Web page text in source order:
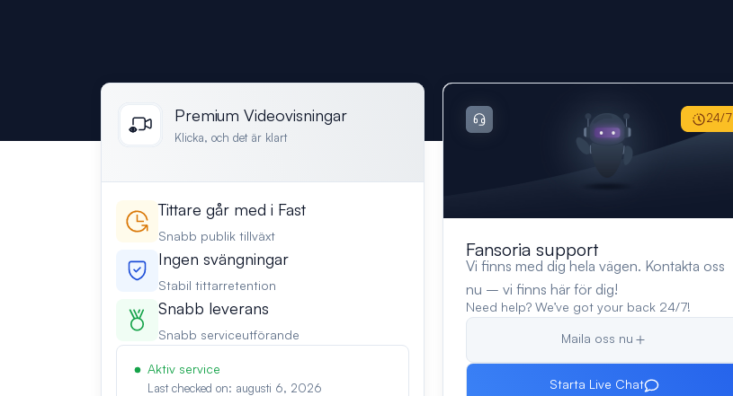
Premium Videovisningar
Klicka, och det är klart
Tittare går med i Fast
Snabb publik tillväxt
Ingen svängningar
Stabil tittarretention
Snabb leverans
Snabb serviceutförande
Aktiv service
Last checked on: augusti 6, 2026
Fansoria support
Vi finns med dig hela vägen. Kontakta oss
nu – vi finns här för dig!
Need help? We’ve got your back 24/7!
Maila oss nu
Starta Live Chat
24/7